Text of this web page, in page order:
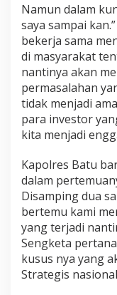
Namun dalam
saya sampai
bekerja sama
di masyarakat
nantinya akan
permasalahan
tidak menjadi
para investor
kita menjadi
Kapolres Batu
dalam
Disamping dua
bertemu kami
yang terjadi
Sengketa
kusus nya yang
Strategis